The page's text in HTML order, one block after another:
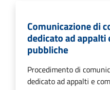
Comunicazione di
dedicato ad appalti
pubbliche
Procedimento di
dedicato ad appalti e